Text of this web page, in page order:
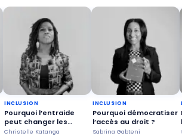
INCLUSION
Pourquoi l’entraide
peut changer les
trajectoires ?
Christelle Katanga
INCLUSION
Pourquoi démocratiser
l’accès au droit ?
Sabrina Gabteni